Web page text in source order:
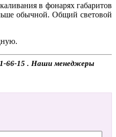
в фонарях габаритов
обычной. Общий световой
66-15 . Наши менеджеры